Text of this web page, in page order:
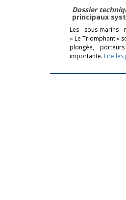
Dossier
principaux
Les sous-marins
« Le Triomphant »
plongée,
importante. Lire